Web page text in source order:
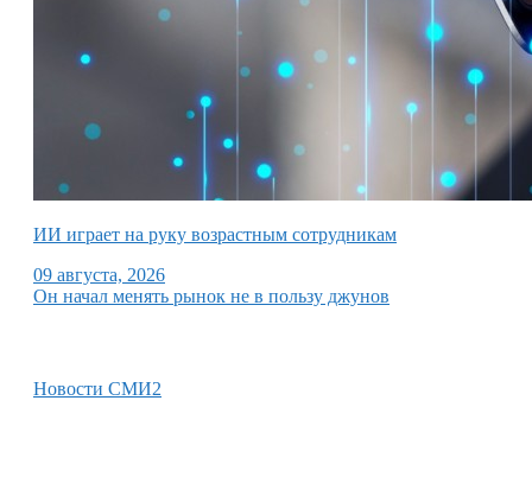
ИИ играет на руку возрастным сотрудникам
09 августа, 2026
Он начал менять рынок не в пользу джунов
Новости СМИ2